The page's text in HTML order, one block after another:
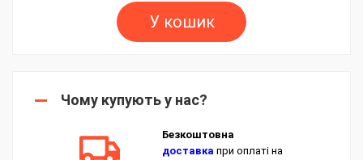
У кошик
Чому купують у нас?
Безкоштовна
доставка при оплаті на